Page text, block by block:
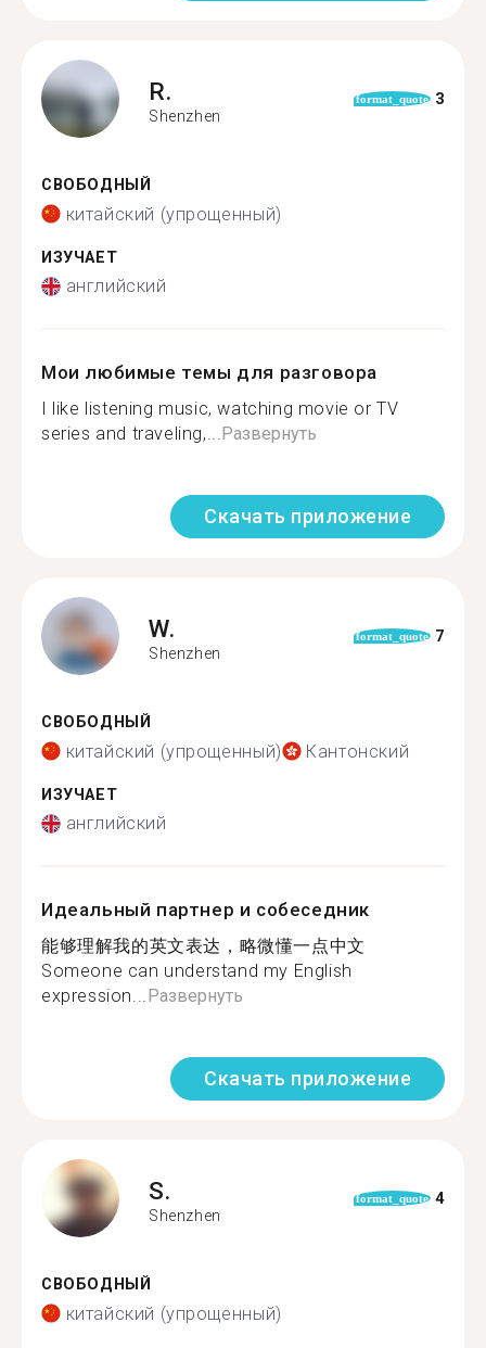
R.
Shenzhen
format_quote 3
СВОБОДНЫЙ
китайский (упрощенный)
ИЗУЧАЕТ
английский
Мои любимые темы для разговора
I like listening music, watching movie or TV
series and traveling,...Развернуть
Скачать приложение
W.
Shenzhen
format_quote 7
СВОБОДНЫЙ
китайский (упрощенный) Кантонский
ИЗУЧАЕТ
английский
Идеальный партнер и собеседник
能够理解我的英文表达，略微懂一点中文
Someone can understand my English
expression...Развернуть
Скачать приложение
S.
Shenzhen
format_quote 4
СВОБОДНЫЙ
китайский (упрощенный)